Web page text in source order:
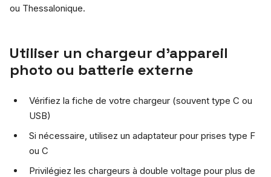
ou Thessalonique.
Utiliser un chargeur d’appareil
photo ou batterie externe
Vérifiez la fiche de votre chargeur (souvent type C ou
USB)
Si nécessaire, utilisez un adaptateur pour prises type F
ou C
Privilégiez les chargeurs à double voltage pour plus de